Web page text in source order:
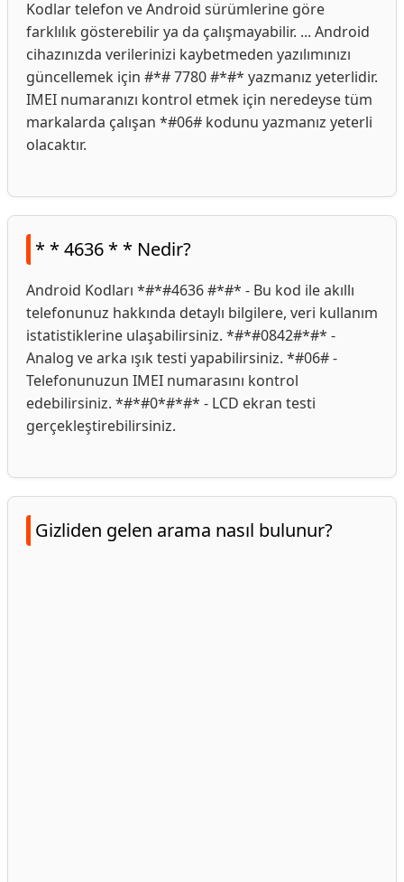
Kodlar telefon ve Android sürümlerine göre
farklılık gösterebilir ya da çalışmayabilir. ... Android
cihazınızda verilerinizi kaybetmeden yazılımınızı
güncellemek için #*# 7780 #*#* yazmanız yeterlidir.
IMEI numaranızı kontrol etmek için neredeyse tüm
markalarda çalışan *#06# kodunu yazmanız yeterli
olacaktır.
* * 4636 * * Nedir?
Android Kodları *#*#4636 #*#* - Bu kod ile akıllı
telefonunuz hakkında detaylı bilgilere, veri kullanım
istatistiklerine ulaşabilirsiniz. *#*#0842#*#* -
Analog ve arka ışık testi yapabilirsiniz. *#06# -
Telefonunuzun IMEI numarasını kontrol
edebilirsiniz. *#*#0*#*#* - LCD ekran testi
gerçekleştirebilirsiniz.
Gizliden gelen arama nasıl bulunur?